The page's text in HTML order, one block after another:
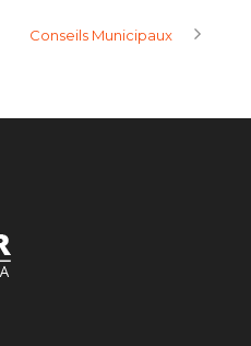
Conseils Municipaux